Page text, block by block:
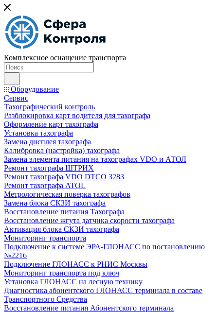
Комплексное оснащение транспорта
Оборудование
Сервис
Тахографический контроль
Разблокировка карт водителя для тахографа
Оформление карт тахографа
Установка тахографа
Замена дисплея тахографа
Калибровка (настройка) тахографа
Замена элемента питания на тахографах VDO и АТОЛ
Ремонт тахографа ШТРИХ
Ремонт тахографа VDO DTCO 3283
Ремонт тахографа ATOL
Метрологическая поверка тахографов
Замена блока СКЗИ тахографа
Восстановление питания Тахографа
Восстановление жгута датчика скорости тахографа
Активация блока СКЗИ тахографа
Мониторинг транспорта
Подключение к системе ЭРА-ГЛОНАСС по постановлению
№2216
Подключение ГЛОНАСС к РНИС Москвы
Мониторинг транспорта под ключ
Установка ГЛОНАСС на лесную технику
Диагностика абонентского ГЛОНАСС терминала в составе
Транспортного Средства
Восстановление питания Абонентского терминала